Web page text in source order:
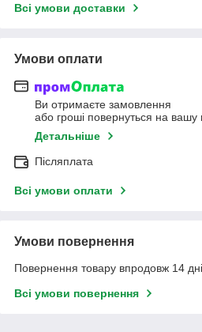
Всі умови доставки
Умови оплати
Ви отримаєте замовлення
або гроші повернуться на вашу
Детальніше
Післяплата
Всі умови оплати
Умови повернення
Повернення товару впродовж 14
Всі умови повернення